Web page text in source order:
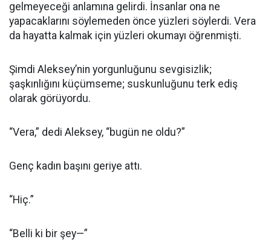
gelmeyeceği anlamına gelirdi. İnsanlar ona ne
yapacaklarını söylemeden önce yüzleri söylerdi. Vera
da hayatta kalmak için yüzleri okumayı öğrenmişti.
Şimdi Aleksey’nin yorgunluğunu sevgisizlik;
şaşkınlığını küçümseme; suskunluğunu terk ediş
olarak görüyordu.
“Vera,” dedi Aleksey, “bugün ne oldu?”
Genç kadın başını geriye attı.
“Hiç.”
“Belli ki bir şey—”